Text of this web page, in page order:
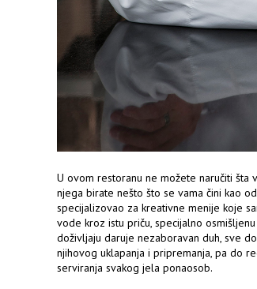
U ovom restoranu ne možete naručiti šta
njega birate nešto što se vama čini kao
specijalizovao za kreativne menije koje
vode kroz istu priču, specijalno
doživljaju daruje nezaboravan duh, sve
njihovog uklapanja i pripremanja, pa do
serviranja svakog jela ponaosob.